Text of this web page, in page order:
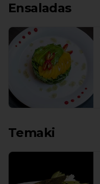
Ensaladas
Temaki